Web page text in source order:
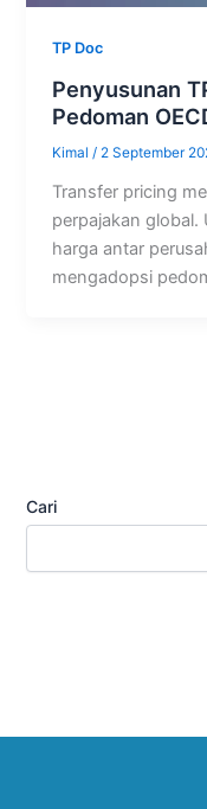
TP Doc
Penyusunan
Pedoman
Kimal/ 2 September
Transfer pricing
perpajakan global.
harga antar
mengadopsi
Cari